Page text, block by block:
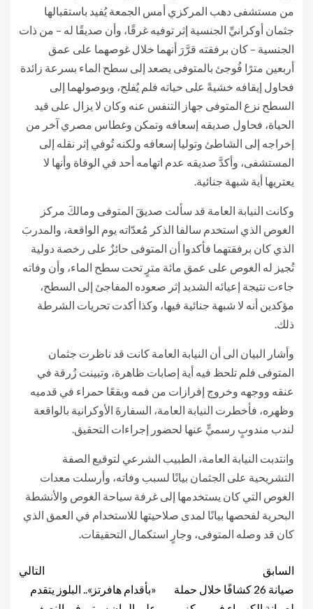
من مستشفى دهب المركزي أمس الجمعة يُفيد باستقبالها
جثمان أوكرانيِّ الجنسية إثر توفيه غرقًا، وأن صديقًا له – من ذات
الجنسية – كان برفقته قرَّرَ أنهما خلال غوصهما على عمق
أربعين مترًا فُوجئ بالمتوفى يصعد إلى سطح الماء بسرعة زائدة
فحاول إيقافه خشيةً على حياته فلم يُفلح، وبوصولهما إلى
السطح نزع المتوفى جهاز التنفس عنه وكان لا يزال على قيد
الحياة، فحاول صديقه إسعافه وتمكن وغطاس مصري آخر من
إخراجه إلى الشاطئ وتوليا إسعافه ولكنه تُوفي إثر نقله إلى
المستشفى، وأكدَّ صديقه عدم اتهامه أحد في الوفاة وأنها لا
يعتريها أية شبهة جنائية.
وكانت النيابة العامة قد سألت صديقَ المتوفى ومالكَ مركز
الغوص الذي استخدم سالفا الذكر مُعدّاته يوم الواقعة، والمدربَ
الذي كان برفقتهما فأكدوا أن المتوفى حائزٌ على رخصة دولية
تُجيز له الغوص على عمق مائة مترٍ تحت سطح الماء، وأن وفاته
جاءت نتيجة إعيائه الشديد إثر صعوده المفاجئ إلى السطح،
مؤكدين أنه لا شبهة جنائية فيها، وكذا أكدت تحريات الشرطة
ذلك.
وأشار البيان الى أن النيابة العامة كانت قد ناظرت جثمان
المتوفى فلم تلحظ فيه أية إصابات ظاهرة، وتبينت زُرقة في
عنقه ووجهه وخروج إفرازات من فمه وبقعًا حمراء في قدميه
وظهره، فأخطرت النيابة العامة، السفارةَ الأوكرانية بالواقعة
لندب مندوبٍ رسميٍّ عنها لحضور إجراءات التحقيق.
وانتدبت النيابة العامة، الطبيب الشرعي لتوقيع الصفة
التشريحية على الجثمان بيانًا لسبب وفاته، وأرسلت معدات
الغوص التي كان يستخدمها إلى غرفة سياحة الغوص والأنشطة
البحرية لفحصها بيانًا لمدى صلاحيتها للاستخدام في العمق الذي
كان قد وصله المتوفى، وجارٍ استكمال التحقيقات.
السابق
صيانة 26 كشافًا خلال حملة
التالي
«بأقدام هافرتز».. البلوز يتقدم